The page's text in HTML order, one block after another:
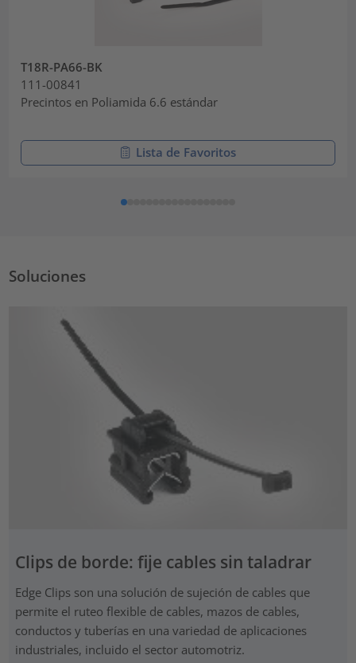
T18R-PA66-BK
111-00841
Precintos en Poliamida 6.6 estándar
Lista de Favoritos
Soluciones
Clips de borde: fije cables sin taladrar
Edge Clips son una solución de sujeción de cables que
permite el ruteo flexible de cables, mazos de cables,
conductos y tuberías en una variedad de aplicaciones
industriales, incluido el sector automotriz.